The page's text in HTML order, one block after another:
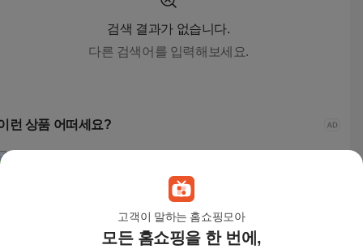
고객이 말하는 홈쇼핑모아
모든 홈쇼핑을 한 번에,
검색 결과가 없습니다.
다른 검색어를 입력해보세요.
런 상품 어떠세요?